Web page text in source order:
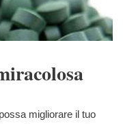
migliorare il tuo